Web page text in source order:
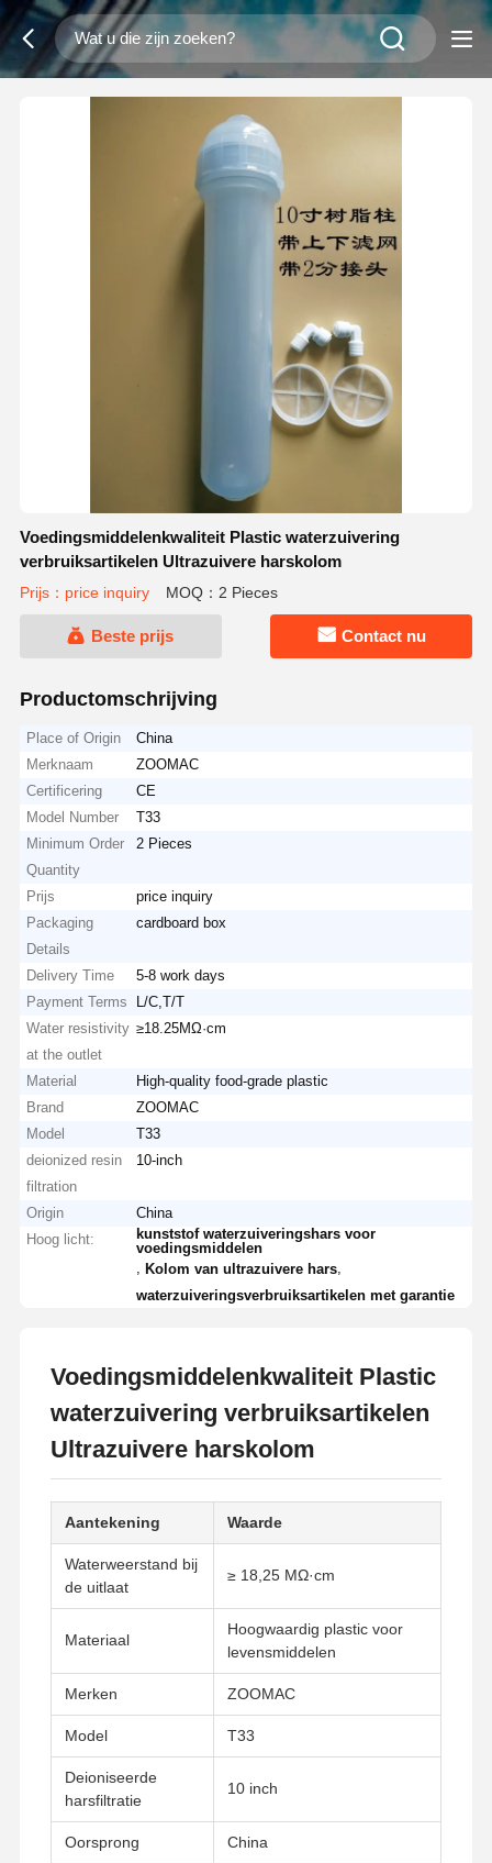
Voedingsmiddelenkwaliteit Plastic waterzuivering
verbruiksartikelen Ultrazuivere harskolom
Prijs：price inquiry MOQ：2 Pieces
Beste prijs Contact nu
Productomschrijving
Place of Origin
China
Merknaam
ZOOMAC
Certificering
CE
Model Number
T33
Minimum Order
Quantity
2 Pieces
Prijs
price inquiry
Packaging
Details
cardboard box
Delivery Time
5-8 work days
Payment Terms
L/C,T/T
Water resistivity
at the outlet
≥18.25MΩ·cm
Material
High-quality food-grade plastic
Brand
ZOOMAC
Model
T33
deionized resin
filtration
10-inch
Origin
China
Hoog licht:
kunststof waterzuiveringshars voor
voedingsmiddelen
,Kolom van ultrazuivere hars
waterzuiveringsverbruiksartikelen met garantie
Voedingsmiddelenkwaliteit Plastic
waterzuivering verbruiksartikelen
Ultrazuivere harskolom
Aantekening Waarde
Waterweerstand bij
de uitlaat
≥ 18,25 MΩ·cm
Materiaal
Hoogwaardig plastic voor
levensmiddelen
Merken ZOOMAC
Model T33
Deioniseerde
harsfiltratie
10 inch
Oorsprong China